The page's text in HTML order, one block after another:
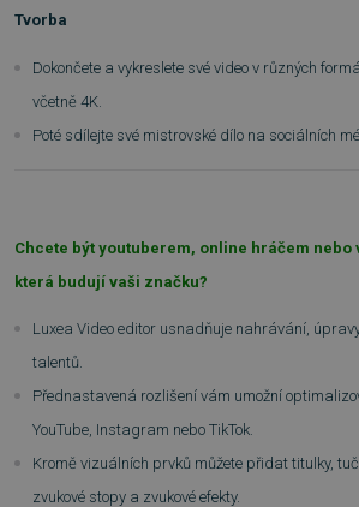
Tvorba
Dokončete a vykreslete své video v různých
včetně 4K.
Poté sdílejte své mistrovské dílo na sociálních
Chcete být youtuberem, online hráčem nebo
která budují vaši značku?
Luxea Video editor usnadňuje nahrávání,
talentů.
Přednastavená rozlišení vám umožní
YouTube, Instagram nebo TikTok.
Kromě vizuálních prvků můžete přidat titulky,
zvukové stopy a zvukové efekty.